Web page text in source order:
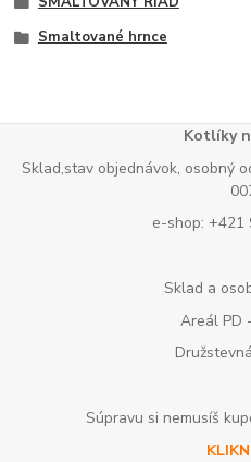
Smaltované hrnce
Kotlíky
Sklad,stav objednávok, osobný
e-shop: +421
Sklad a
Areál PD
Súpravu si nemusíš